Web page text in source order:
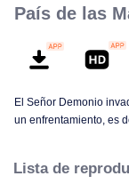
País de las
El Señor Demonio
un enfrentamiento, es
misteriosa, An Yun, y
Lista de